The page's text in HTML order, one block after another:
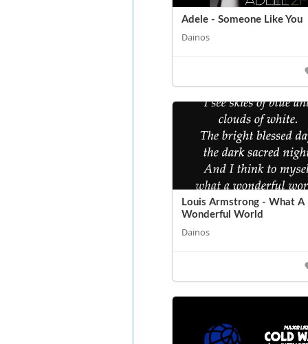
Adele - Someone Like You
Dainos
Louis Armstrong - What A
Wonderful World
Dainos